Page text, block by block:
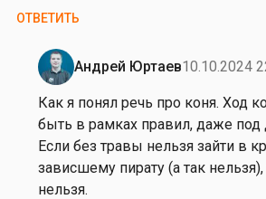
с
от
Иван
Гогленков
ОТВЕТИТЬ
Андрей Юртаев10.10.2024
Ответ
на
з
д
р
а
Как я понял речь про коня. Ход
быть в рамках правил, даже под
Если без травы нельзя зайти в
зависшему пирату (а так
нельзя.